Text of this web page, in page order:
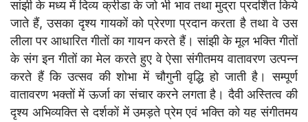
सांझी के मध्य में दिव्य क्रीडा के जो भी भाव तथा मुद्रा प्रदर्शित किये
जाते हैं, उसका दृश्य गायकों को प्रेरणा प्रदान करता है तथा वे उस
लीला पर आधारित गीतों का गायन करते हैं। सांझी के मूल भक्ति गीतों
के संग इन गीतों का मेल करते हुए वे ऐसा संगीतमय वातावरण उत्पन्न
करते हैं कि उत्सव की शोभा में चौगुनी वृद्धि हो जाती है। सम्पूर्ण
वातावरण भक्तों में ऊर्जा का संचार करने लगता है। दैवी अस्तित्व की
दृश्य अभिव्यक्ति से दर्शकों में उमड़ते प्रेम एवं भक्ति को यह संगीतमय